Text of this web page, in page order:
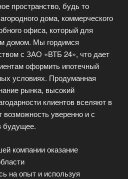
пространство, будь то
дома, коммерческого
офиса, который для
домом. Мы гордимся
с ЗАО «ВТБ 24», что дает
оформить ипотечный
условиях. Продуманная
рынка, высокий
клиентов вселяют в
возможность уверенно и с
будущее.
компании оказание
на опыт и используя